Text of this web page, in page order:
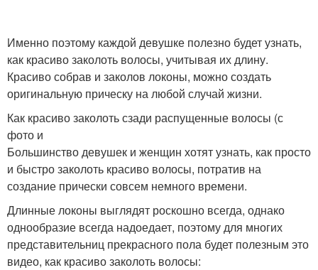
Именно поэтому каждой девушке полезно будет узнать,
как красиво заколоть волосы, учитывая их длину.
Красиво собрав и заколов локоны, можно создать
оригинальную прическу на любой случай жизни.
Как красиво заколоть сзади распущенные волосы (с
фото и
Большинство девушек и женщин хотят узнать, как просто
и быстро заколоть красиво волосы, потратив на
создание прически совсем немного времени.
Длинные локоны выглядят роскошно всегда, однако
однообразие всегда надоедает, поэтому для многих
представительниц прекрасного пола будет полезным это
видео, как красиво заколоть волосы: